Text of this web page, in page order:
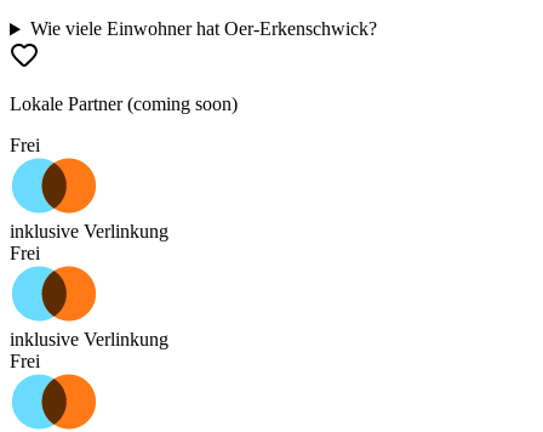
Wie viele Einwohner hat Oer-Erkenschwick?
Lokale Partner (coming soon)
Frei
inklusive Verlinkung
Frei
inklusive Verlinkung
Frei